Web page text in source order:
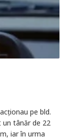
pe bld.
un tânăr de 22
iar în urma